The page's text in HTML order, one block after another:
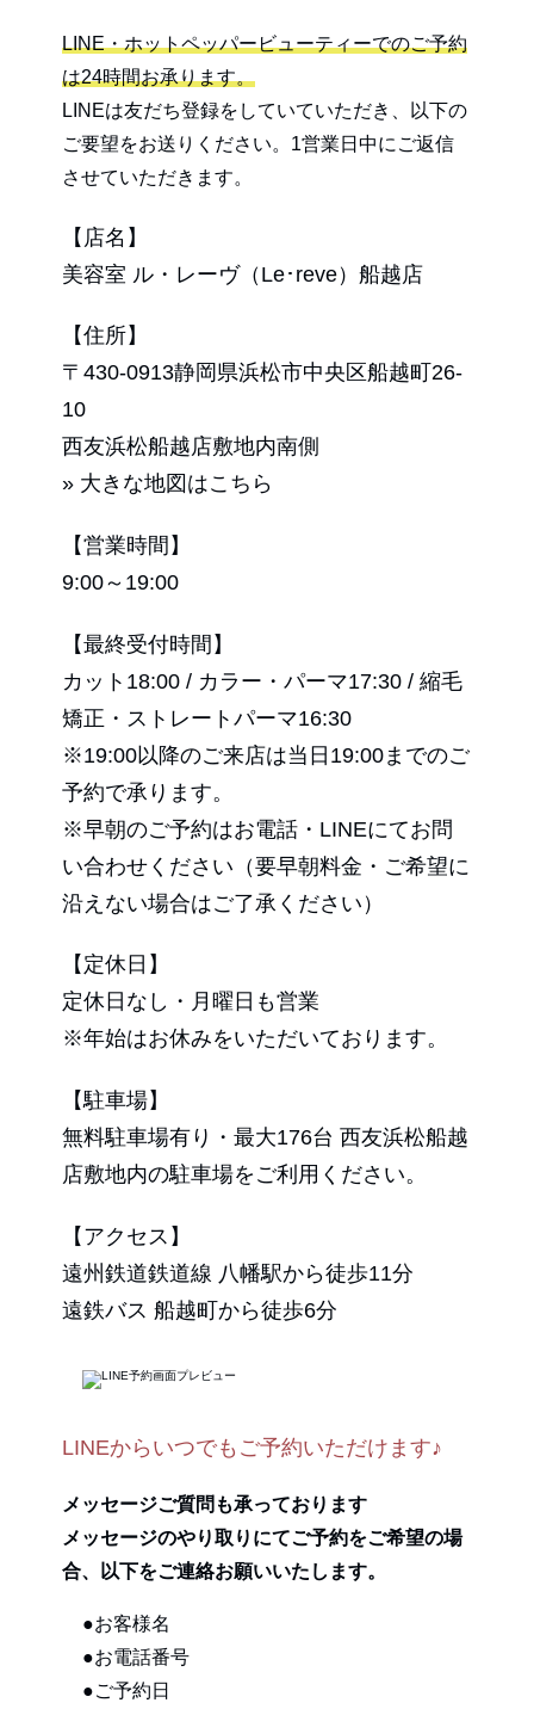
LINE・ホットペッパービューティーでのご予約
は24時間お承ります。
LINEは友だち登録をしていていただき、以下の
ご要望をお送りください。1営業日中にご返信
させていただきます。
【店名】
美容室 ル・レーヴ（Le･reve）船越店
【住所】
〒430-0913静岡県浜松市中央区船越町26-
10
西友浜松船越店敷地内南側
» 大きな地図はこちら
【営業時間】
9:00～19:00
【最終受付時間】
カット18:00 / カラー・パーマ17:30 / 縮毛
矯正・ストレートパーマ16:30
※19:00以降のご来店は当日19:00までのご
予約で承ります。
※早朝のご予約はお電話・LINEにてお問
い合わせください（要早朝料金・ご希望に
沿えない場合はご了承ください）
【定休日】
定休日なし・月曜日も営業
※年始はお休みをいただいております。
【駐車場】
無料駐車場有り・最大176台 西友浜松船越
店敷地内の駐車場をご利用ください。
【アクセス】
遠州鉄道鉄道線 八幡駅から徒歩11分
遠鉄バス 船越町から徒歩6分
LINEからいつでもご予約いただけます♪
メッセージご質問も承っております
メッセージのやり取りにてご予約をご希望の場
合、以下をご連絡お願いいたします。
●お客様名
●お電話番号
●ご予約日